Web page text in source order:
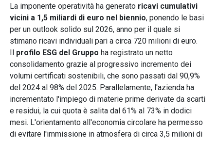
La imponente operatività ha generato ricavi cumulativi
vicini a 1,5 miliardi di euro nel biennio, ponendo le basi
per un outlook solido sul 2026, anno per il quale si
stimano ricavi individuali pari a circa 720 milioni di euro.
Il profilo ESG del Gruppo ha registrato un netto
consolidamento grazie al progressivo incremento dei
volumi certificati sostenibili, che sono passati dal 90,9%
del 2024 al 98% del 2025. Parallelamente, l'azienda ha
incrementato l'impiego di materie prime derivate da scarti
e residui, la cui quota è salita dal 61% al 73% in dodici
mesi. L'orientamento all'economia circolare ha permesso
di evitare l'immissione in atmosfera di circa 3,5 milioni di